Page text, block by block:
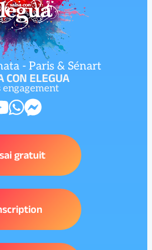
- Paris & Sénart
CON ELEGUA
engagement
gratuit